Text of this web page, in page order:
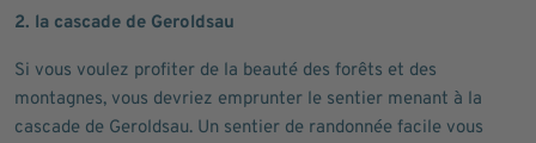
2. la cascade de Geroldsau
Si vous voulez profiter de la beauté des forêts et des
montagnes, vous devriez emprunter le sentier menant à la
cascade de Geroldsau. Un sentier de randonnée facile vous